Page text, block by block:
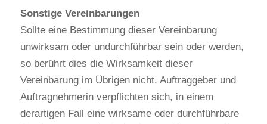
Sonstige Vereinbarungen
Sollte eine Bestimmung dieser Vereinbarung
unwirksam oder undurchführbar sein oder werden,
so berührt dies die Wirksamkeit dieser
Vereinbarung im Übrigen nicht. Auftraggeber und
Auftragnehmerin verpflichten sich, in einem
derartigen Fall eine wirksame oder durchführbare